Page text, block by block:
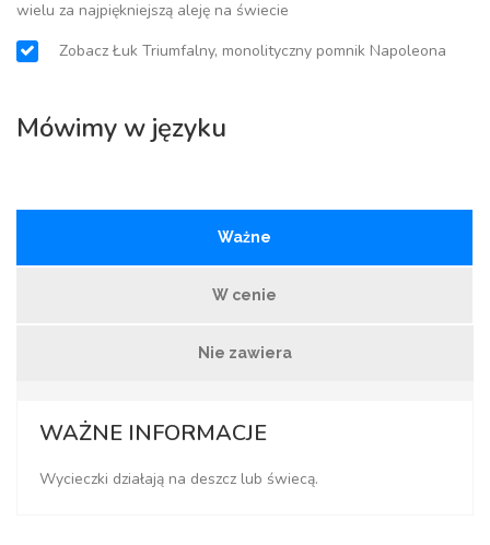
wielu za najpiękniejszą aleję na świecie
Zobacz Łuk Triumfalny, monolityczny pomnik Napoleona
Mówimy w języku
Ważne
W cenie
Nie zawiera
WAŻNE INFORMACJE
Wycieczki działają na deszcz lub świecą.